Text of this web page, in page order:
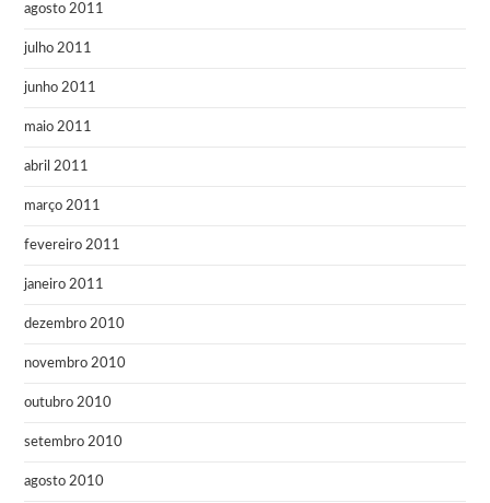
agosto 2011
julho 2011
junho 2011
maio 2011
abril 2011
março 2011
fevereiro 2011
janeiro 2011
dezembro 2010
novembro 2010
outubro 2010
setembro 2010
agosto 2010